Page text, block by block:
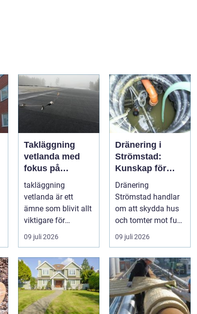
Takläggning
vetlanda med
fokus på
hållbara tak och
trygga hus
takläggning
vetlanda är ett
ämne som blivit allt
viktigare för
husägare,
gar och ...
09 juli 2026
Dränering i
Strömstad:
Kunskap för
tryggare
husgrunder
Dränering
Strömstad handlar
om att skydda hus
och tomter mot fukt,
läckage och l&arin...
09 juli 2026